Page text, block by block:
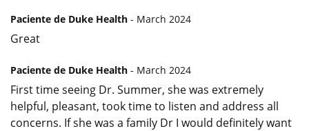
Paciente de Duke Health - March 2024
Great
Paciente de Duke Health - March 2024
First time seeing Dr. Summer, she was extremely
helpful, pleasant, took time to listen and address all
concerns. If she was a family Dr I would definitely want